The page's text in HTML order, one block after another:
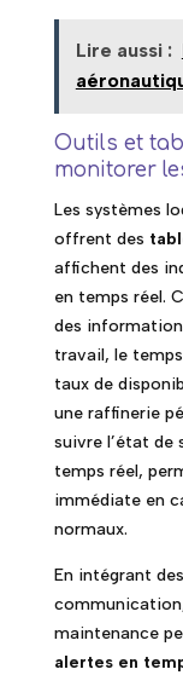
Lire aussi :
Outils et
monitorer
Les systèmes
offrent des
affichent des
en temps réel.
des
travail, le
taux de
une raffinerie
suivre l’état de
temps réel,
immédiate en
normaux.
En intégrant
maintenance
alertes en